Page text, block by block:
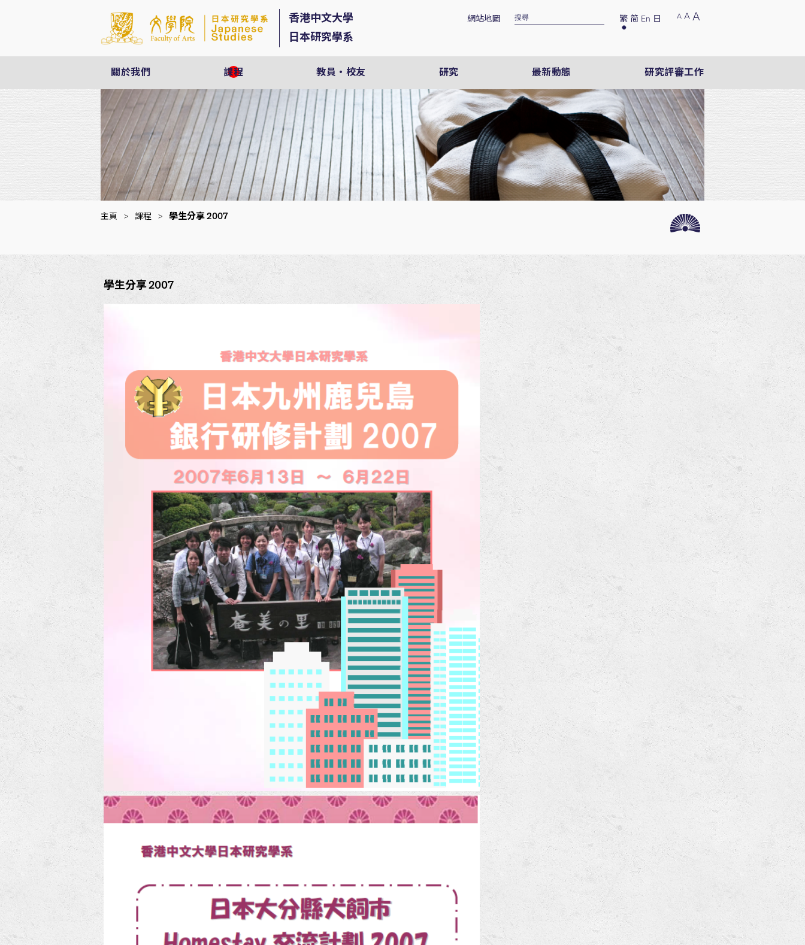
A A A
繁 简 En 日
網站地圖
香港中文大學
日本研究學系
關於我們 課程 教員・校友 研究 最新動態 研究評審工作
主頁 > 課程 > 學生分享 2007
學生分享 2007